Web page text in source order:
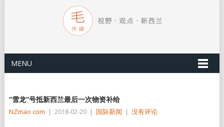
MENU
”雪龙“号抵新西兰最后一次物资补给
NZmao com | 2018-02-20 | 国际新闻 | 没有评论